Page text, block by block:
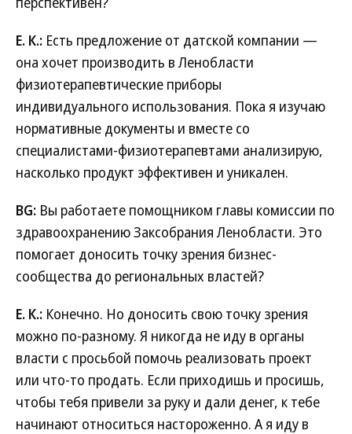
Е. К.: Есть предложение от датской компании —
она хочет производить в Ленобласти
физиотерапевтические приборы
индивидуального использования. Пока я изучаю
нормативные документы и вместе со
специалистами-физиотерапевтами анализирую,
насколько продукт эффективен и уникален.
BG: Вы работаете помощником главы комиссии по
здравоохранению Заксобрания Ленобласти. Это
помогает доносить точку зрения бизнес-
сообщества до региональных властей?
Е. К.: Конечно. Но доносить свою точку зрения
можно по-разному. Я никогда не иду в органы
власти с просьбой помочь реализовать проект
или что-то продать. Если приходишь и просишь,
чтобы тебя привели за руку и дали денег, к тебе
начинают относиться настороженно. А я иду в